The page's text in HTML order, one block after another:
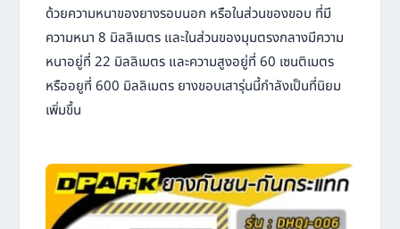
ด้วยความหนาของยางรอบนอก หรือในส่วนของขอบ ที่มี
ความหนา 8 มิลลิเมตร และในส่วนของมุมตรงกลางมีความ
หนาอยู่ที่ 22 มิลลิเมตร และความสูงอยู่ที่ 60 เซนติเมตร
หรืออยูที่ 600 มิลลิเมตร ยางขอบเสารุ่นนี้กำลังเป็นที่นิยม
เพิ่มขึ้น